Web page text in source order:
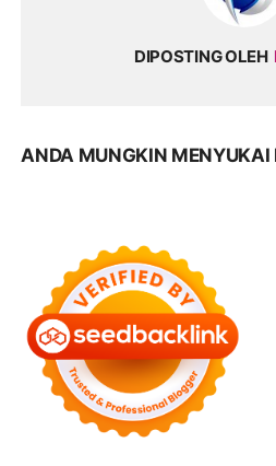
DIPOSTING OLEH
ANDA MUNGKIN MENYUKAI